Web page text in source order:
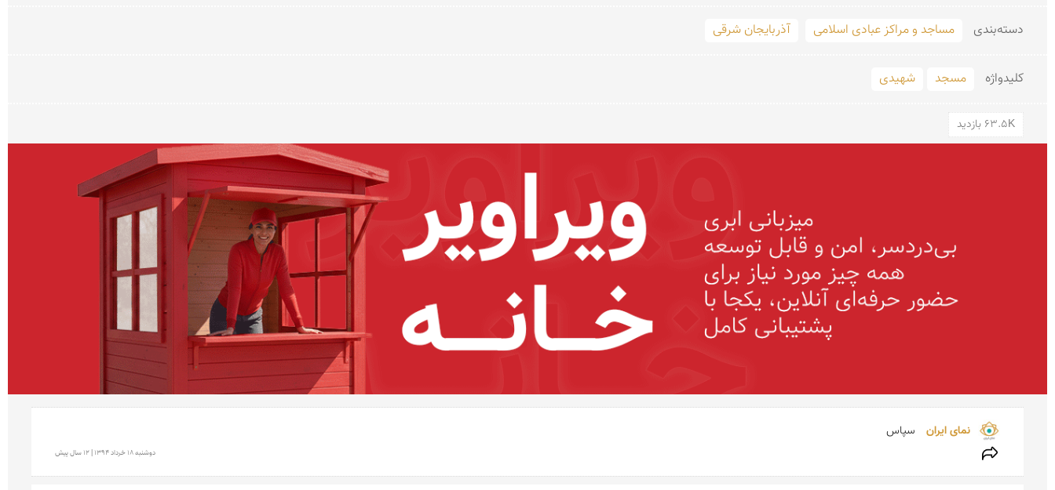
دسته‌بندی مساجد و مراکز عبادی اسلامی آذربایجان شرقی
کلید‌واژه مسجد شهیدی
63.5K بازدید
نمای ایران سپاس
دوشنبه 18 خرداد 1394 | 12 سال پیش